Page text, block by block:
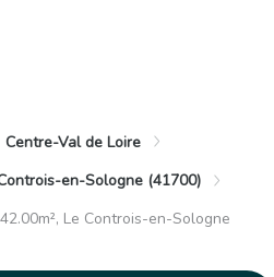
Centre-Val de Loire
en-Sologne (41700)
Le Controis-en-Sologne